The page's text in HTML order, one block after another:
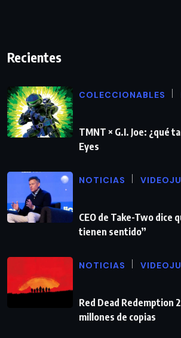
Recientes
COLECCIONABLES
TMNT × G.I. Joe: ¿qué
Eyes
NOTICIAS
CEO de Take-Two dice
tienen sentido”
NOTICIAS
Red Dead Redemption
millones de copias